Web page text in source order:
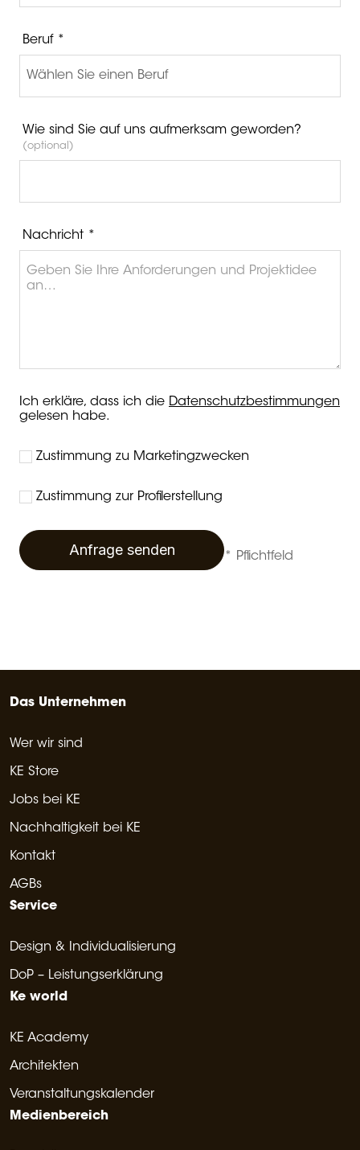
Beruf *
Wie sind Sie auf uns aufmerksam geworden?
(optional)
Nachricht *
Ich erkläre, dass ich die Datenschutzbestimmungen
gelesen habe.
Zustimmung zu Marketingzwecken
Zustimmung zur Profilerstellung
Anfrage senden * Pflichtfeld
Das Unternehmen
Wer wir sind
KE Store
Jobs bei KE
Nachhaltigkeit bei KE
Kontakt
AGBs
Service
Design & Individualisierung
DoP – Leistungserklärung
Ke world
KE Academy
Architekten
Veranstaltungskalender
Medienbereich